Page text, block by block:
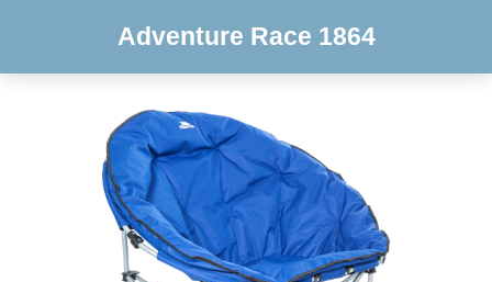
Adventure Race 1864